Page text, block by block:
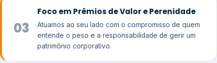
03
Foco em Prêmios de Valor e Perenidade
Atuamos ao seu lado com o compromisso de quem
entende o peso e a responsabilidade de gerir um
patrimônio corporativo.